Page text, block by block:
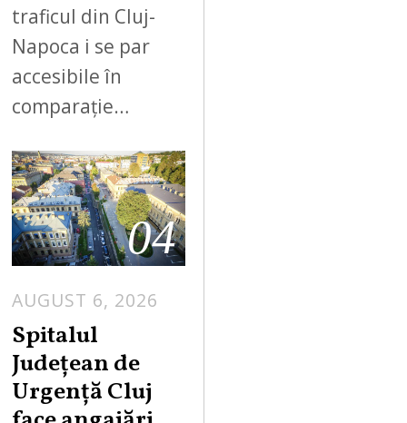
traficul din Cluj-
Napoca i se par
accesibile în
comparație…
04
AUGUST 6, 2026
Spitalul
Județean de
Urgență Cluj